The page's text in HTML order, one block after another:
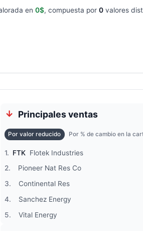
en 0$, compuesta por 0valores
Principales ventas
Por valor reducido Por % de cambio en la
1. FTK Flotek Industries
2.
Pioneer Nat Res Co
3.
Continental Res
4.
Sanchez Energy
5.
Vital Energy